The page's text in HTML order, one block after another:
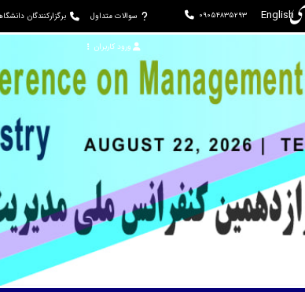
English
09054835293 سوالات متداول برگزارکنندگان
ورود کاربران